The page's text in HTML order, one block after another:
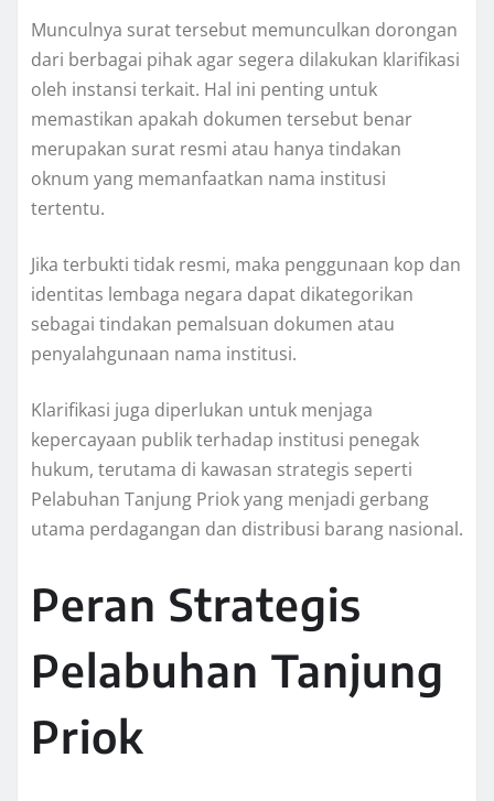
Munculnya surat tersebut memunculkan dorongan
dari berbagai pihak agar segera dilakukan klarifikasi
oleh instansi terkait. Hal ini penting untuk
memastikan apakah dokumen tersebut benar
merupakan surat resmi atau hanya tindakan
oknum yang memanfaatkan nama institusi
tertentu.
Jika terbukti tidak resmi, maka penggunaan kop dan
identitas lembaga negara dapat dikategorikan
sebagai tindakan pemalsuan dokumen atau
penyalahgunaan nama institusi.
Klarifikasi juga diperlukan untuk menjaga
kepercayaan publik terhadap institusi penegak
hukum, terutama di kawasan strategis seperti
Pelabuhan Tanjung Priok yang menjadi gerbang
utama perdagangan dan distribusi barang nasional.
Peran Strategis
Pelabuhan Tanjung
Priok